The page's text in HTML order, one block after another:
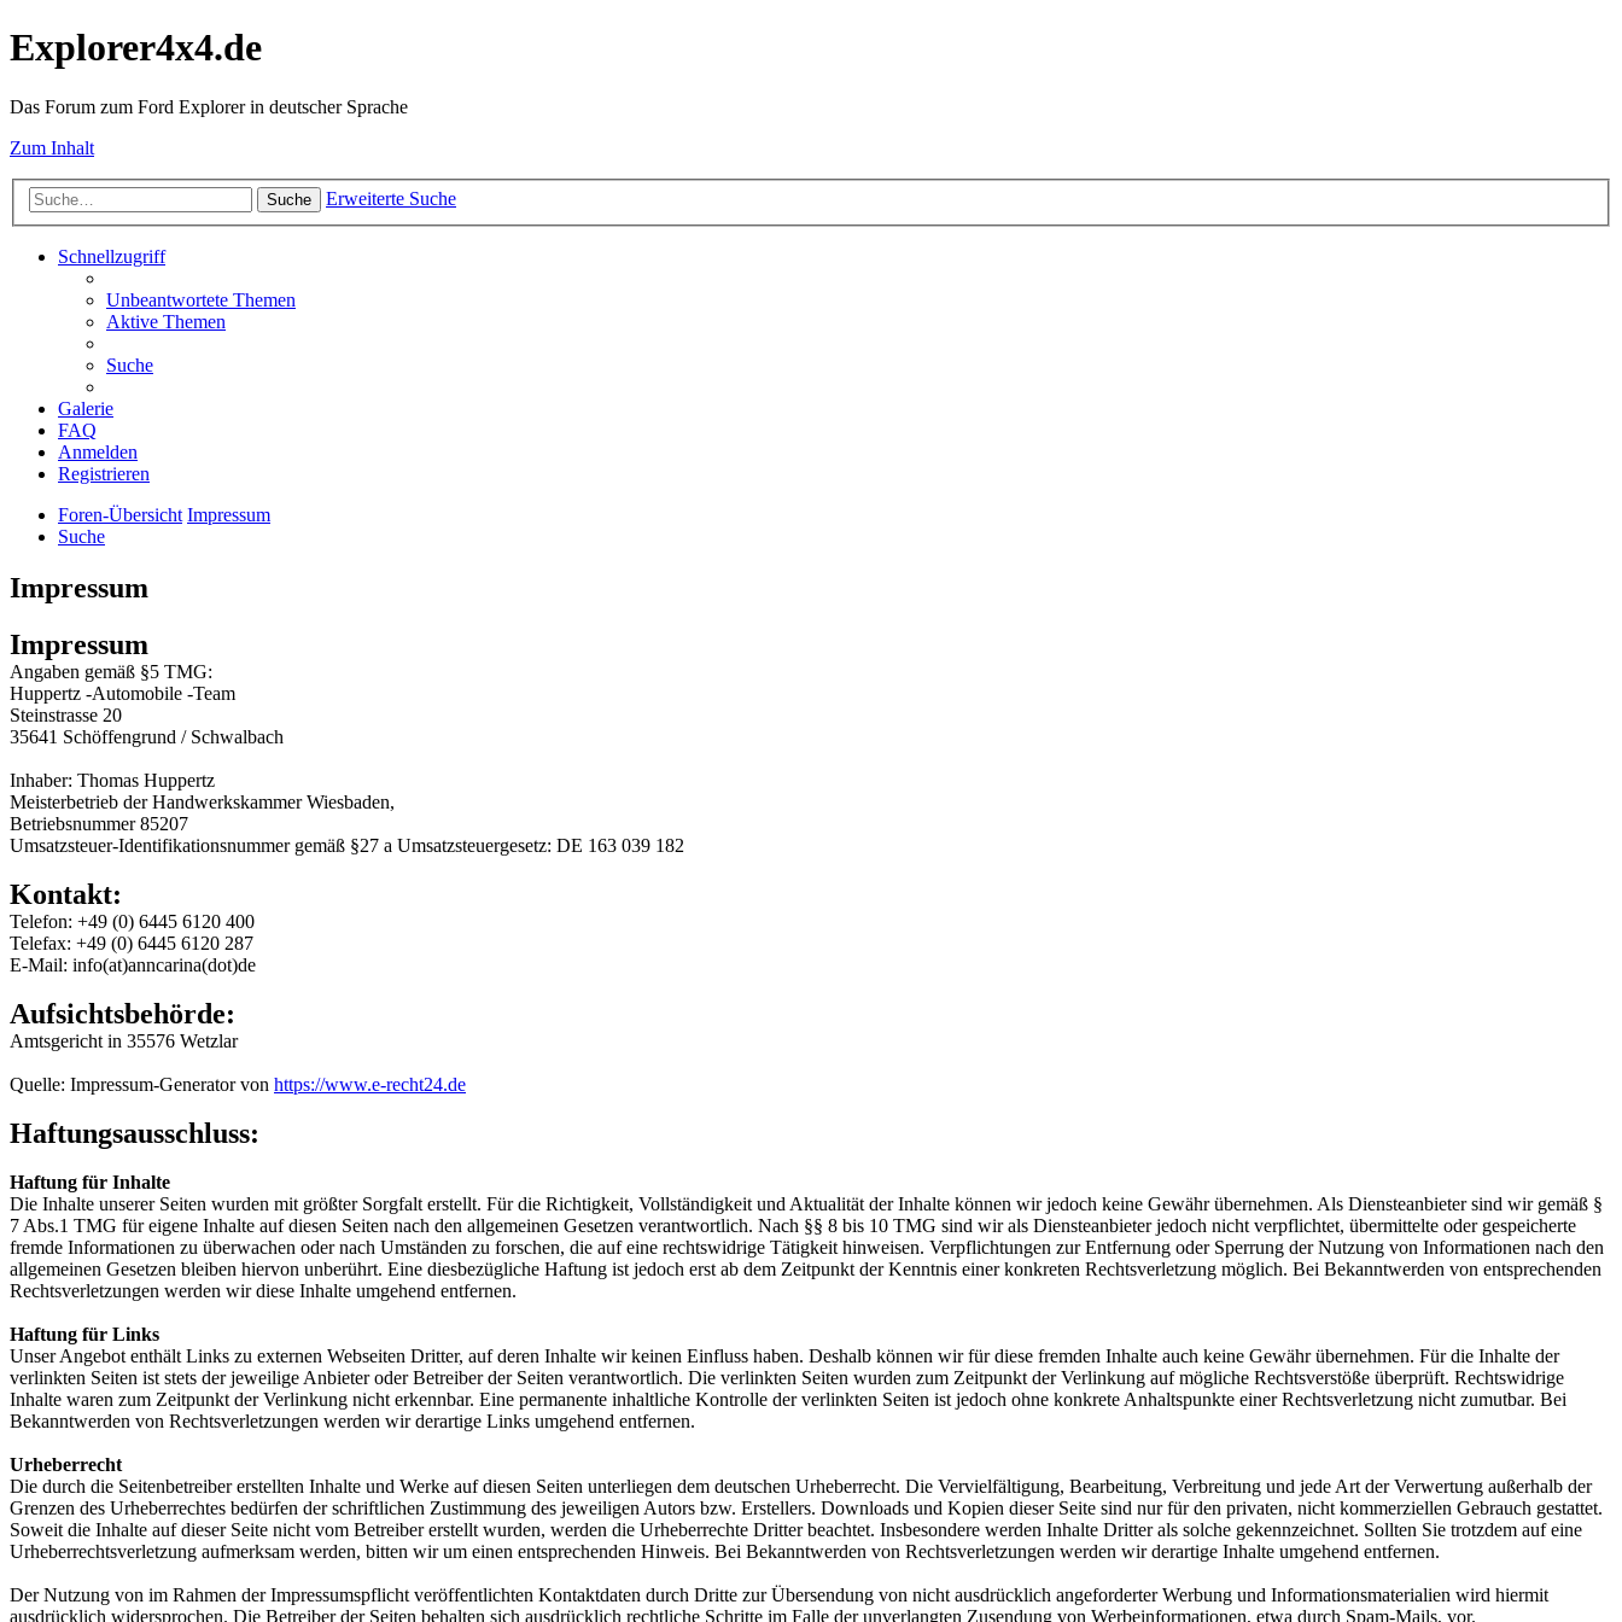
Explorer4x4.de
Das Forum zum Ford Explorer in deutscher Sprache
Zum Inhalt
Suche Erweiterte Suche
Schnellzugriff
Unbeantwortete Themen
Aktive Themen
Suche
Galerie
FAQ
Anmelden
Registrieren
Foren-Übersicht Impressum
Suche
Impressum
Impressum
Angaben gemäß §5 TMG:
Huppertz -Automobile -Team
Steinstrasse 20
35641 Schöffengrund / Schwalbach
Inhaber: Thomas Huppertz
Meisterbetrieb der Handwerkskammer Wiesbaden,
Betriebsnummer 85207
Umsatzsteuer-Identifikationsnummer gemäß §27 a Umsatzsteuergesetz: DE 163 039 182
Kontakt:
Telefon: +49 (0) 6445 6120 400
Telefax: +49 (0) 6445 6120 287
E-Mail: info(at)anncarina(dot)de
Aufsichtsbehörde:
Amtsgericht in 35576 Wetzlar
Quelle: Impressum-Generator von https://www.e-recht24.de
Haftungsausschluss:
Haftung für Inhalte
Die Inhalte unserer Seiten wurden mit größter Sorgfalt erstellt. Für die Richtigkeit, Vollständigkeit und Aktualität der Inhalte können wir jedoch keine Gewähr übernehmen. Als Diensteanbieter sind wir gemäß §
7 Abs.1 TMG für eigene Inhalte auf diesen Seiten nach den allgemeinen Gesetzen verantwortlich. Nach §§ 8 bis 10 TMG sind wir als Diensteanbieter jedoch nicht verpflichtet, übermittelte oder gespeicherte
fremde Informationen zu überwachen oder nach Umständen zu forschen, die auf eine rechtswidrige Tätigkeit hinweisen. Verpflichtungen zur Entfernung oder Sperrung der Nutzung von Informationen nach den
allgemeinen Gesetzen bleiben hiervon unberührt. Eine diesbezügliche Haftung ist jedoch erst ab dem Zeitpunkt der Kenntnis einer konkreten Rechtsverletzung möglich. Bei Bekanntwerden von entsprechenden
Rechtsverletzungen werden wir diese Inhalte umgehend entfernen.
Haftung für Links
Unser Angebot enthält Links zu externen Webseiten Dritter, auf deren Inhalte wir keinen Einfluss haben. Deshalb können wir für diese fremden Inhalte auch keine Gewähr übernehmen. Für die Inhalte der
verlinkten Seiten ist stets der jeweilige Anbieter oder Betreiber der Seiten verantwortlich. Die verlinkten Seiten wurden zum Zeitpunkt der Verlinkung auf mögliche Rechtsverstöße überprüft. Rechtswidrige
Inhalte waren zum Zeitpunkt der Verlinkung nicht erkennbar. Eine permanente inhaltliche Kontrolle der verlinkten Seiten ist jedoch ohne konkrete Anhaltspunkte einer Rechtsverletzung nicht zumutbar. Bei
Bekanntwerden von Rechtsverletzungen werden wir derartige Links umgehend entfernen.
Urheberrecht
Die durch die Seitenbetreiber erstellten Inhalte und Werke auf diesen Seiten unterliegen dem deutschen Urheberrecht. Die Vervielfältigung, Bearbeitung, Verbreitung und jede Art der Verwertung außerhalb der
Grenzen des Urheberrechtes bedürfen der schriftlichen Zustimmung des jeweiligen Autors bzw. Erstellers. Downloads und Kopien dieser Seite sind nur für den privaten, nicht kommerziellen Gebrauch gestattet.
Soweit die Inhalte auf dieser Seite nicht vom Betreiber erstellt wurden, werden die Urheberrechte Dritter beachtet. Insbesondere werden Inhalte Dritter als solche gekennzeichnet. Sollten Sie trotzdem auf eine
Urheberrechtsverletzung aufmerksam werden, bitten wir um einen entsprechenden Hinweis. Bei Bekanntwerden von Rechtsverletzungen werden wir derartige Inhalte umgehend entfernen.
Der Nutzung von im Rahmen der Impressumspflicht veröffentlichten Kontaktdaten durch Dritte zur Übersendung von nicht ausdrücklich angeforderter Werbung und Informationsmaterialien wird hiermit
ausdrücklich widersprochen. Die Betreiber der Seiten behalten sich ausdrücklich rechtliche Schritte im Falle der unverlangten Zusendung von Werbeinformationen, etwa durch Spam-Mails, vor.